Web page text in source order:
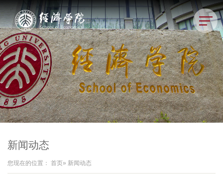
新闻动态
您现在的位置： 首页» 新闻动态